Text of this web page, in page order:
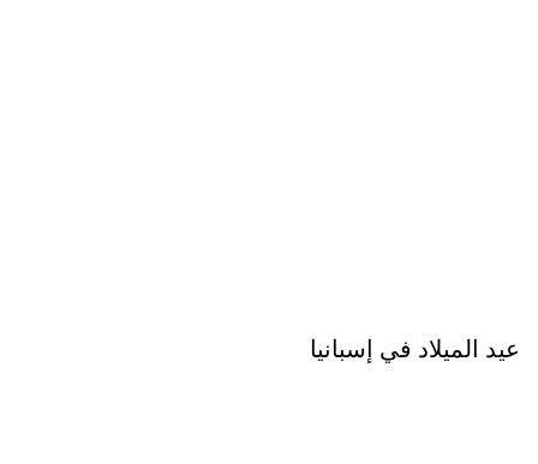
عيد الميلاد في إسبانيا